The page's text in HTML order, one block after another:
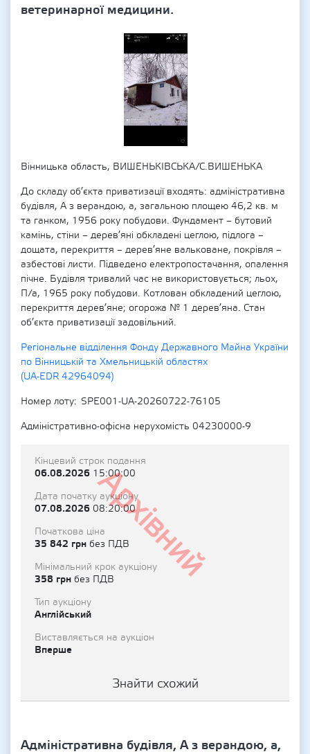
ветеринарної медицини.
Вінницька область, ВИШЕНЬКІВСЬКА/С.ВИШЕНЬКА
До складу об’єкта приватизації входять: адміністративна
будівля, А з верандою, а, загальною площею 46,2 кв. м
та ганком, 1956 року побудови. Фундамент – бутовий
камінь, стіни – дерев’яні обкладені цеглою, підлога –
дощата, перекриття – дерев’яне вальковане, покрівля –
азбестові листи. Підведено електропостачання, опалення
пічне. Будівля тривалий час не використовується; льох,
П/а, 1965 року побудови. Котлован обкладений цеглою,
перекриття дерев’яне; огорожа № 1 дерев’яна. Стан
об’єкта приватизації задовільний.
Регіональне відділення Фонду Державного Майна України
по Вінницькій та Хмельницькій областях
(UA-EDR 42964094)
Номер лоту
SPE001-UA-20260722-76105
Адміністративно-офісна нерухомість 04230000-9
Архівний
Кінцевий строк подання
06.08.2026 15:00:00
Дата початку аукціону
07.08.2026 08:20:00
Початкова ціна
35 842 грн без ПДВ
Мінімальний крок аукціону
358 грн без ПДВ
Тип аукціону
Англійський
Виставляється на аукціон
Вперше
Знайти схожий
Адміністративна будівля, А з верандою, а,